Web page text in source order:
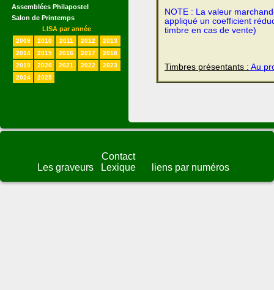
Assemblées Philapostel
Salon de Printemps
LISA par année
2009 2010 2011 2012
2013
2014
2015 2016 2017
2018
2019
2020 2021 2022
2023
2024
2025
NOTE : La valeur
appliqué un coefficient
timbre en cas de vente)
Timbres présentants : Au
Les graveurs
Contact
Lexique
liens par numéros